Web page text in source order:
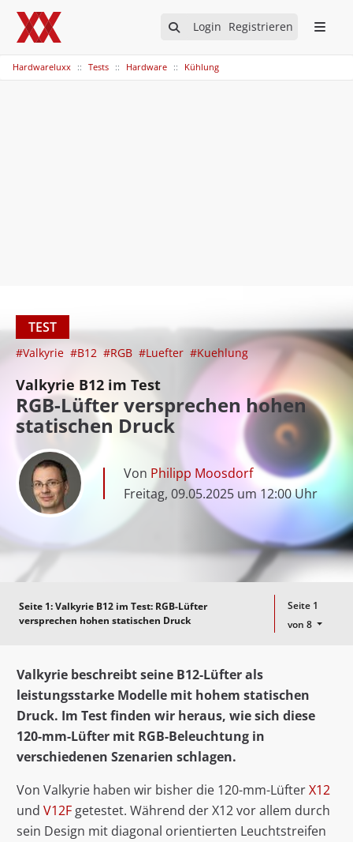
Login Registrieren
Hardwareluxx Tests Hardware Kühlung
TEST
#Valkyrie #B12 #RGB #Luefter #Kuehlung
Valkyrie B12 im Test
RGB-Lüfter versprechen hohen
statischen Druck
Von Philipp Moosdorf
Freitag, 09.05.2025 um 12:00 Uhr
Seite 1:Valkyrie B12 im Test: RGB-Lüfter
versprechen hohen statischen Druck
Seite 1
von 8
Valkyrie beschreibt seine B12-Lüfter als
leistungsstarke Modelle mit hohem statischen
Druck. Im Test finden wir heraus, wie sich diese
120-mm-Lüfter mit RGB-Beleuchtung in
verschiedenen Szenarien schlagen.
Von Valkyrie haben wir bisher die 120-mm-LüfterX12
und V12F getestet. Während der X12 vor allem durch
sein Design mit diagonal orientierten Leuchtstreifen